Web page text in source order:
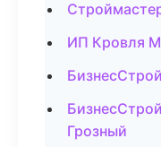
ИП Кровля
Грозный